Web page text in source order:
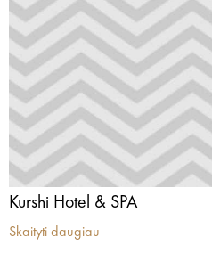
Kurshi Hotel & SPA
Skaityti daugiau